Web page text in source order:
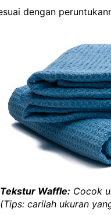
dengan
Tekstur Waffle: Cocok
(Tips: carilah ukuran